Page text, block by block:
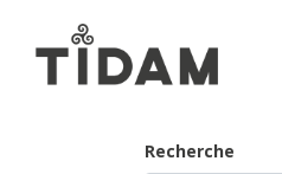
Recherche